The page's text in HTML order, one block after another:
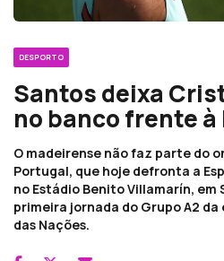
DESPORTO
Santos deixa
no banco frente à
O madeirense não faz parte do
Portugal, que hoje defronta a
no Estádio Benito Villamarín, em
primeira jornada do Grupo A2
das Nações.